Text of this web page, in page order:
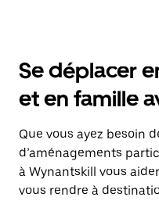
Se déplacer
et en famille
Que vous ayez besoin
d’aménagements
à Wynantskill vous
vous rendre à